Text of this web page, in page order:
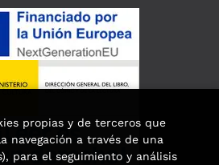
propias y de terceros que
navegación a través de una
para el seguimiento y análisis